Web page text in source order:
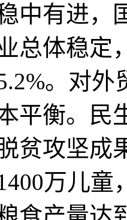
中有进，
总体稳定
。对
平衡。民
贫攻坚成
万儿童